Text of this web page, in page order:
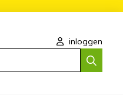
inloggen